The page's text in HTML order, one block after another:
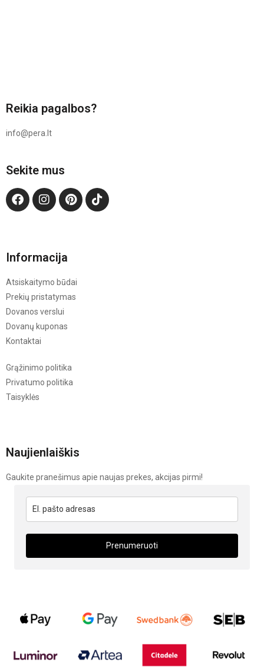
Reikia pagalbos?
info@pera.lt
Sekite mus
Informacija
Atsiskaitymo būdai
Prekių pristatymas
Dovanos verslui
Dovanų kuponas
Kontaktai
Grąžinimo politika
Privatumo politika
Taisyklės
Naujienlaiškis
Gaukite pranešimus apie naujas prekes, akcijas pirmi!
Prenumeruoti